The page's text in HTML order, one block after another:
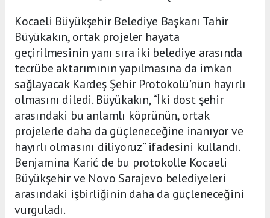
Kocaeli Büyükşehir Belediye Başkanı Tahir
Büyükakın, ortak projeler hayata
geçirilmesinin yanı sıra iki belediye arasında
tecrübe aktarımının yapılmasına da imkan
sağlayacak Kardeş Şehir Protokolü’nün hayırlı
olmasını diledi. Büyükakın, “İki dost şehir
arasındaki bu anlamlı köprünün, ortak
projelerle daha da güçleneceğine inanıyor ve
hayırlı olmasını diliyoruz” ifadesini kullandı.
Benjamina Karić de bu protokolle Kocaeli
Büyükşehir ve Novo Sarajevo belediyeleri
arasındaki işbirliğinin daha da güçleneceğini
vurguladı.